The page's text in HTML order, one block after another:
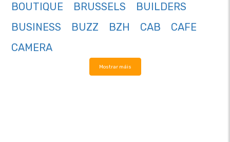
BOUTIQUE
BRUSSELS
BUILDERS
BUSINESS
BUZZ BZH CAB
CAFE
CAMERA
Mostrar máis